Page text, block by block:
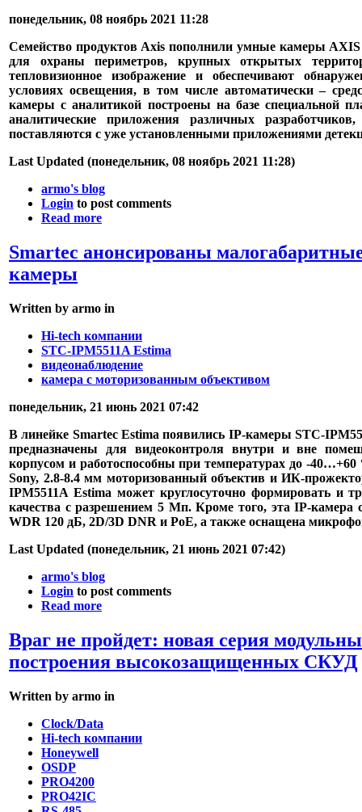
понедельник, 08 ноябрь 2021 11:28
Семейство продуктов Axis пополнили умные камеры AXIS
для охраны периметров, крупных открытых
тепловизионное изображение и обеспечивают
условиях освещения, в том числе автоматически –
камеры с аналитикой построены на базе специальной
аналитические приложения различных
поставляются с уже установленными приложениями
Last Updated (понедельник, 08 ноябрь 2021 11:28)
armo's blog
Login to post comments
Read more
Smartec анонсированы
камеры
Written by armo in
Hi-tech компании
STC-IPM5511A Estima
видеонаблюдение
камера с моторизованным объективом
понедельник, 21 июнь 2021 07:42
В линейке Smartec Estima появились IP-камеры STC-
предназначены для видеоконтроля внутри и вне
корпусом и работоспособны при температурах до -
Sony, 2.8-8.4 мм моторизованный объектив и ИК-
IPM5511A Estima может круглосуточно формировать и
качества с разрешением 5 Мп. Кроме того, эта IP-
WDR 120 дБ, 2D/3D DNR и PoE, а также оснащена
Last Updated (понедельник, 21 июнь 2021 07:42)
armo's blog
Login to post comments
Read more
Враг не пройдет: новая серия
построения высокозащищенных СКУД
Written by armo in
Clock/Data
Hi-tech компании
Honeywell
OSDP
PRO4200
PRO42IC